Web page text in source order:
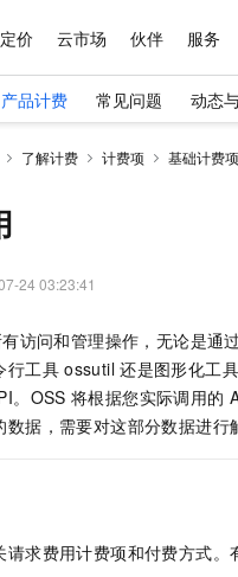
定价 云市场 伙伴 服务
产品计费 常见问题 动态
了解计费 计费项 基础计费项
24 03:23:41
访问和管理操作，无论是通
行工具 ossutil 还是图形化工具
。OSS 将根据您实际调用的
数据，需要对这部分数据进行
请求费用计费项和付费方式
Kimi-K3
Kimi 最新
可靠的大模型服务
上超级电脑
覆盖公网/内网、递归/权威、移动APP等全场景解析服务
模式云数据仓库
人工智能
一站式AI
Qoder CN
和格式还原
自进化智能体
越用越聪明
让AI从“聊天伙伴”进化为能干活的“数字员工”
5 分钟轻
Claude
安装技能
值低价云产品抢先购
订单最高返9万
生认证享300元代金券
点，立即开启云上创新
AI 特惠
Token
Qwen3.8-
千问办公
你的AI工
Night
价格计
自助选配
云版
数据与
OCR 文
发票查验
天气预报
企业应
Cloud
作计划
成为产
企业增
企业成
服务实践
创新中心
最佳实
看见新力
金融模力
客户案例